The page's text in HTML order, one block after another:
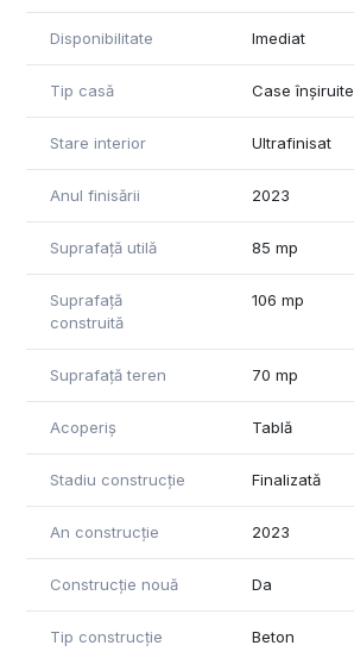
Disponibilitate Imediat
Tip casă Case înșiruite
Stare interior Ultrafinisat
Anul finisării 2023
Suprafață utilă 85 mp
Suprafață
construită
106 mp
Suprafață teren 70 mp
Acoperiș Tablă
Stadiu construcție Finalizată
An construcție 2023
Construcție nouă Da
Tip construcție Beton